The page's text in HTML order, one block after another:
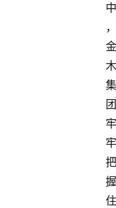
中
，
金
木
集
团
牢
牢
把
握
住